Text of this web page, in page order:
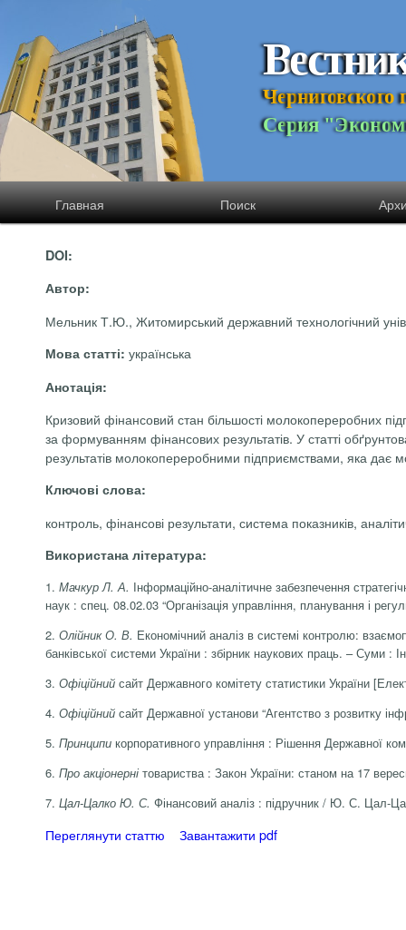
Вестни
Черниговского г
Серия "Эконом
Главная Поиск
DOI:
Автор:
Мельник Т.Ю., Житомирський державний технологічний
Мова статті: українська
Анотація:
Кризовий фінансовий стан більшості молокопереробних
за формуванням фінансових результатів. У статті
результатів молокопереробними підприємствами, яка дає
Ключові слова:
контроль, фінансові результати, система показників,
Використана література:
1. Мачкур Л. А. Інформаційно-аналітичне забезпечення
наук : спец. 08.02.03 “Організація управління, планування і
2. Олійник О. В. Економічний аналіз в системі контролю:
банківської системи України : збірник наукових праць. – Суми
3. Офіційний сайт Державного комітету статистики України
4. Офіційний сайт Державної установи “Агентство з розвитку
5. Принципи корпоративного управління : Рішення Державної
6. Про акціонерні товариства : Закон України: станом на 17
7. Цал-Цалко Ю. С. Фінансовий аналіз : підручник / Ю. С.
Переглянути статтю Завантажити pdf